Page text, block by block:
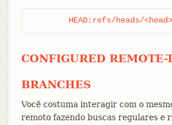
	HEAD:refs/heads/<head>
CONFIGURED REMOTE-
BRANCHES
Você costuma interagir com o
remoto fazendo buscas regulares e